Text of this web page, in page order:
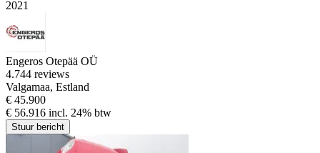
2021
Engeros Otepää OÜ
4.744 reviews
Valgamaa, Estland
€ 45.900
€ 56.916 incl. 24% btw
Stuur bericht